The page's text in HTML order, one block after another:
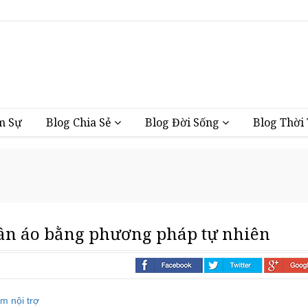
Tàu
Sự Blog Chia Sẻ Blog Đời Sống Blog Thời
áo bằng phương pháp tự nhiên
nội trợ